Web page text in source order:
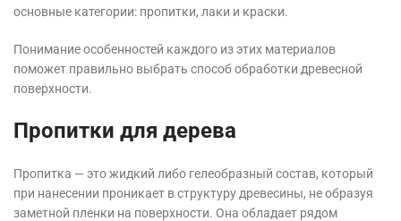
основные категории: пропитки, лаки и краски.
Понимание особенностей каждого из этих материалов
поможет правильно выбрать способ обработки древесной
поверхности.
Пропитки для дерева
Пропитка — это жидкий либо гелеобразный состав, который
при нанесении проникает в структуру древесины, не образуя
заметной пленки на поверхности. Она обладает рядом